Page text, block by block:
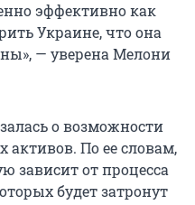
эффективно как
Украине, что она
— уверена Мелони
о возможности
активов. По ее словам,
зависит от процесса
будет затронут